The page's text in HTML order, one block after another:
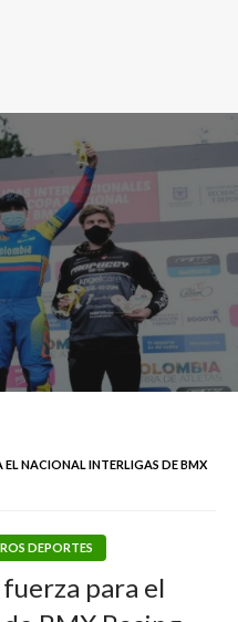
NACIONAL INTERLIGAS DE BMX
DEPORTES
para el